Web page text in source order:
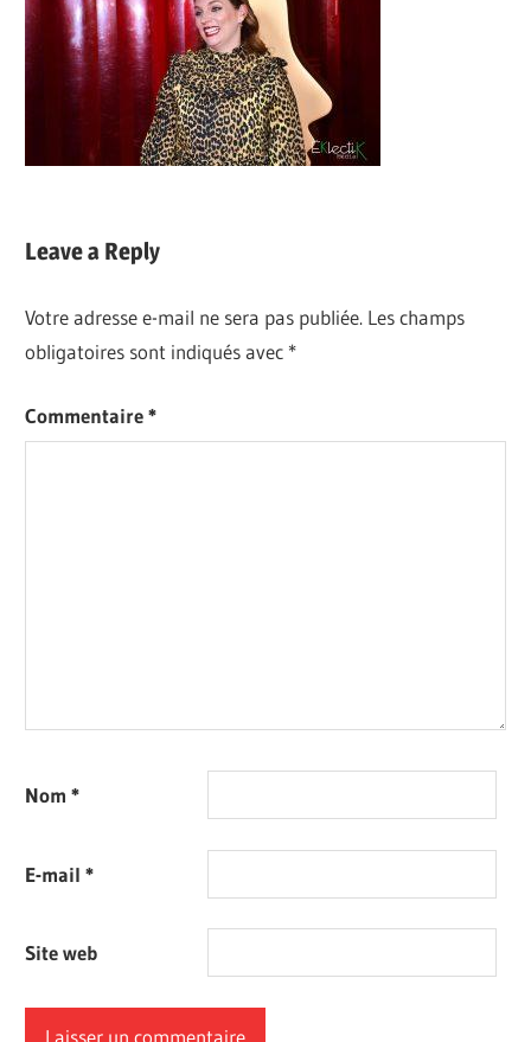
Leave a Reply
Votre adresse e-mail ne sera pas publiée. Les champs
obligatoires sont indiqués avec *
Commentaire*
Nom*
E-mail*
Site web